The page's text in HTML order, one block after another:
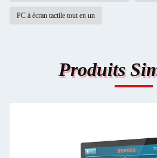
PC à écran tactile tout en un
Produits